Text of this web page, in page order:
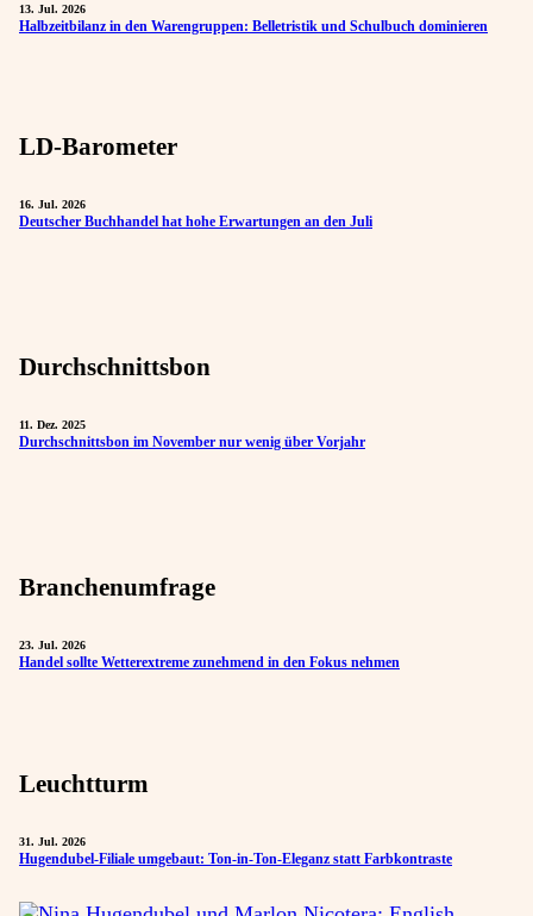
13. Jul. 2026
Halbzeitbilanz in den Warengruppen: Belletristik und Schulbuch dominieren
LD-Barometer
16. Jul. 2026
Deutscher Buchhandel hat hohe Erwartungen an den Juli
Durchschnittsbon
11. Dez. 2025
Durchschnittsbon im November nur wenig über Vorjahr
Branchenumfrage
23. Jul. 2026
Handel sollte Wetterextreme zunehmend in den Fokus nehmen
Leuchtturm
31. Jul. 2026
Hugendubel-Filiale umgebaut: Ton-in-Ton-Eleganz statt Farbkontraste